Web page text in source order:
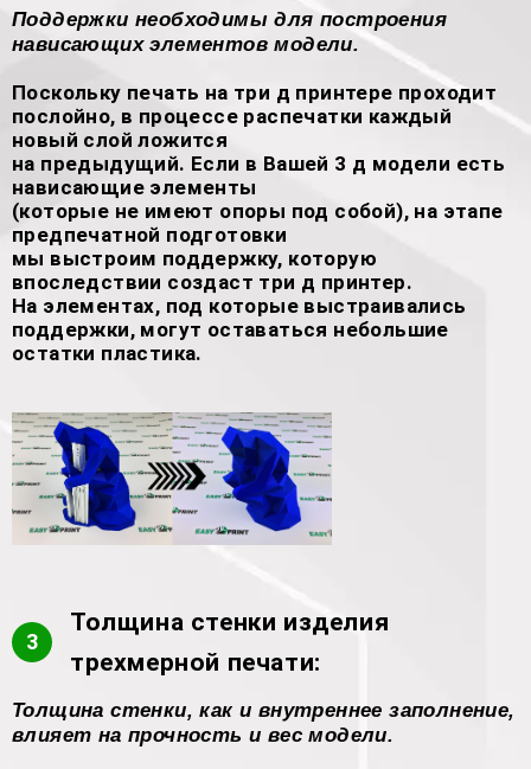
Поддержки необходимы для построения
нависающих элементов модели.
Поскольку печать на три д принтере проходит
послойно, в процессе распечатки каждый
новый слой ложится
на предыдущий. Если в Вашей 3 д модели есть
нависающие элементы
(которые не имеют опоры под собой), на этапе
предпечатной подготовки
мы выстроим поддержку, которую
впоследствии создаст три д принтер.
На элементах, под которые выстраивались
поддержки, могут оставаться небольшие
остатки пластика.
3
Толщина стенки изделия
трехмерной печати:
Толщина стенки, как и внутреннее заполнение,
влияет на прочность и вес модели.